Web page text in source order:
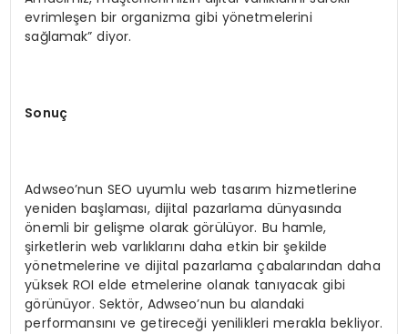
evrimleşen bir organizma gibi yönetmelerini
sağlamak” diyor.
Sonuç
Adwseo’nun SEO uyumlu web tasarım hizmetlerine
yeniden başlaması, dijital pazarlama dünyasında
önemli bir gelişme olarak görülüyor. Bu hamle,
şirketlerin web varlıklarını daha etkin bir şekilde
yönetmelerine ve dijital pazarlama çabalarından daha
yüksek ROI elde etmelerine olanak tanıyacak gibi
görünüyor. Sektör, Adwseo’nun bu alandaki
performansını ve getireceği yenilikleri merakla bekliyor.